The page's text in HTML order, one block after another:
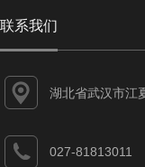
联系我们
湖北省武汉市江
027-81813011